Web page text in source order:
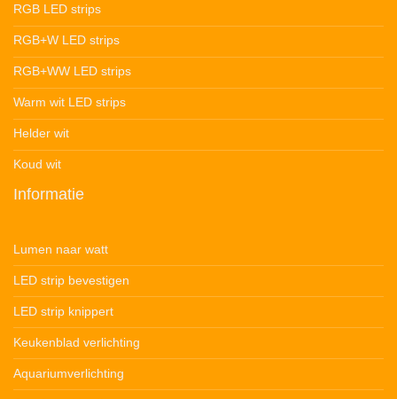
RGB LED strips
RGB+W LED strips
RGB+WW LED strips
Warm wit LED strips
Helder wit
Koud wit
Informatie
Lumen naar watt
LED strip bevestigen
LED strip knippert
Keukenblad verlichting
Aquariumverlichting